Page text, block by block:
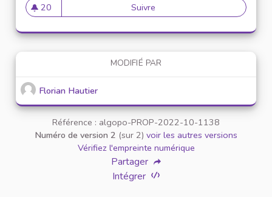
20
20 abonnés
Suivre Création d'un Conseil des
MODIFIÉ PAR
Florian Hautier
Référence : algopo-PROP-2022-10-1138
Numéro de version 2 (sur 2) voir les autres versions
Vérifiez l'empreinte numérique
Partager
Intégrer